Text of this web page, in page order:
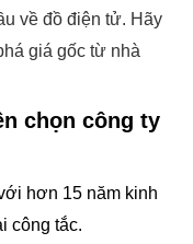
về đồ điện tử. Hãy
giá gốc từ nhà
chọn công ty
hơn 15 năm kinh
công tắc.